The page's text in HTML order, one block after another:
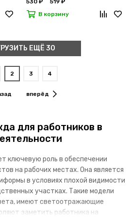
530 ₽
519 ₽
В корзину
ЕЩЁ 30
2 3 4
вперёд
для работников в
ключевую роль в обеспечении
на рабочих местах. Она является
в условиях плохой видимости
участках. Такие модели
имеют светоотражающие
заметить работника на